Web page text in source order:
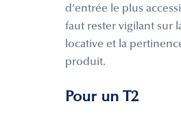
d’entrée le plus
faut rester vigilant sur
locative et la
produit.
Pour un T2